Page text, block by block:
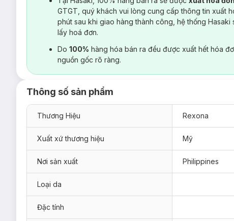
GTGT, quý khách vui lòng cung cấp thông tin xuất
phút sau khi giao hàng thành công, hệ thống
lấy hoá đơn.
Do 100% hàng hóa bán ra đều được xuất hết hóa
nguồn gốc rõ ràng.
Thông số sản phẩm
Thương Hiệu Rexona
Xuất xứ thương hiệu Mỹ
Nơi sản xuất Philippines
Loại da
Đặc tính